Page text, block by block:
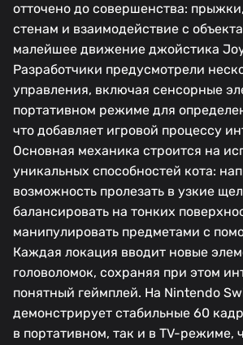
отточено до совершенства:
стенам и взаимодействие с
малейшее движение джойстика
Разработчики предусмотрели
управления, включая сенсорные
портативном режиме для
что добавляет игровой процессу
Основная механика строится на
уникальных способностей кота:
возможность пролезать в узкие
балансировать на тонких
манипулировать предметами с
Каждая локация вводит новые
головоломок, сохраняя при этом
понятный геймплей. На Nintendo
демонстрирует стабильные 60
в портативном, так и в TV-режиме,